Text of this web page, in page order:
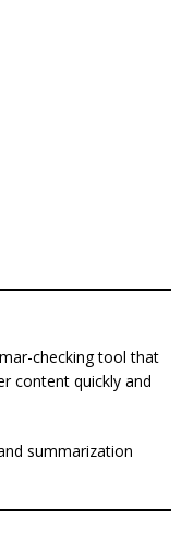
checking tool that
content quickly and
summarization